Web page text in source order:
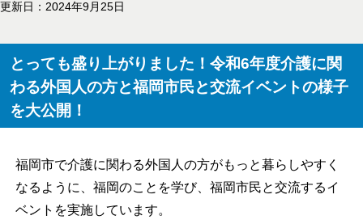
更新日：2024年9月25日
とっても盛り上がりました！令和6年度介護に関
わる外国人の方と福岡市民と交流イベントの様子
を大公開！
福岡市で介護に関わる外国人の方がもっと暮らしやすく
なるように、福岡のことを学び、福岡市民と交流するイ
ベントを実施しています。